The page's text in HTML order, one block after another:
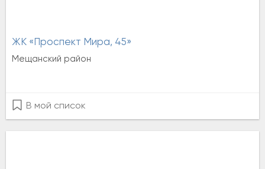
ЖК «Проспект Мира, 45»
Мещанский район
В мой список